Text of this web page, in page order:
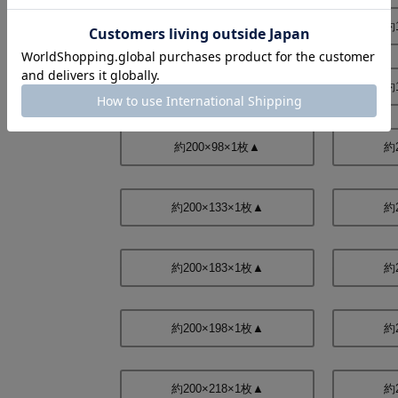
約150×233×2枚▲
約150×248×2枚▲
約200×98×1枚▲
約200×133×1枚▲
約200×183×1枚▲
約200×198×1枚▲
約200×218×1枚▲